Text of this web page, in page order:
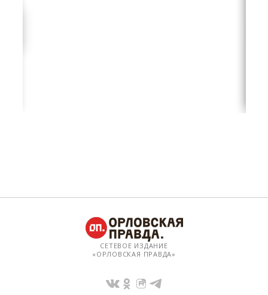
СЕТЕВОЕ ИЗДАНИЕ
«ОРЛОВСКАЯ ПРАВДА»